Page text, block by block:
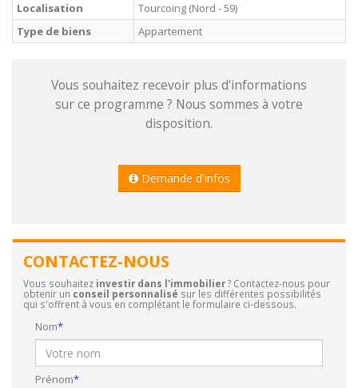
Localisation
Tourcoing (Nord - 59)
Type de biens
Appartement
Vous souhaitez recevoir plus d'informations
sur ce programme ? Nous sommes à votre
disposition.
Demande d'infos
CONTACTEZ-NOUS
Vous souhaitez investir dans l'immobilier? Contactez-nous pour
obtenir un conseil personnalisé sur les différentes possibilités
qui s'offrent à vous en complétant le formulaire ci-dessous.
Nom
Prénom